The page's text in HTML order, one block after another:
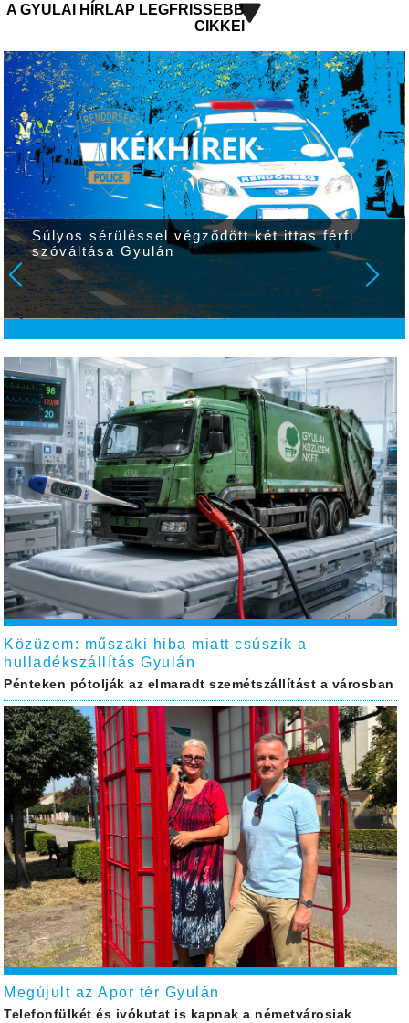
A GYULAI HÍRLAP LEGFRISSEBB
CIKKEI
Súlyos sérüléssel végződött két ittas férfi
szóváltása Gyulán
Közüzem: műszaki hiba miatt csúszik a
hulladékszállítás Gyulán
Pénteken pótolják az elmaradt szemétszállítást a városban
Megújult az Apor tér Gyulán
Telefonfülkét és ivókutat is kapnak a németvárosiak